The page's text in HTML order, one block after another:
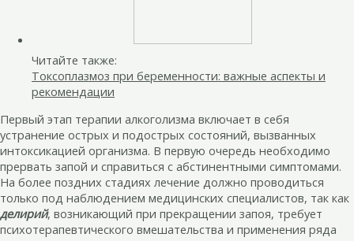
Читайте также:
Токсоплазмоз при беременности: важные аспекты и
рекомендации
Первый этап терапии алкоголизма включает в себя
устранение острых и подострых состояний, вызванных
интоксикацией организма. В первую очередь необходимо
прервать запой и справиться с абстинентными симптомами.
На более поздних стадиях лечение должно проводиться
только под наблюдением медицинских специалистов, так как
делирий, возникающий при прекращении запоя, требует
психотерапевтического вмешательства и применения ряда